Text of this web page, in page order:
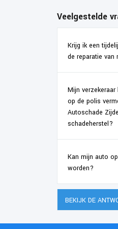
Veelgestelde
Krijg ik een
de reparatie van
Mijn
op de polis
Autoschade
schadeherstel?
Kan mijn auto
worden?
BEKIJK DE